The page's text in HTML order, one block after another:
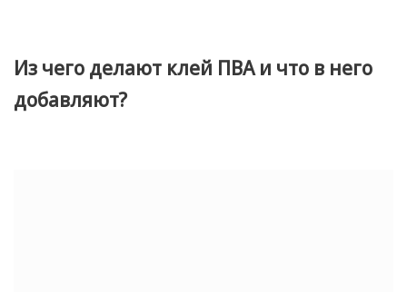
Из чего делают клей ПВА и что в него
добавляют?